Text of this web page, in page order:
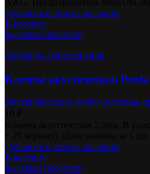
Добавить в список желаний
В корзину
Быстрый просмотр
Добавить для сравнения
Клемма акустическая
Дистрибьюторы, колбы, клеммы,
Добавить в список желаний
В корзину
Быстрый просмотр